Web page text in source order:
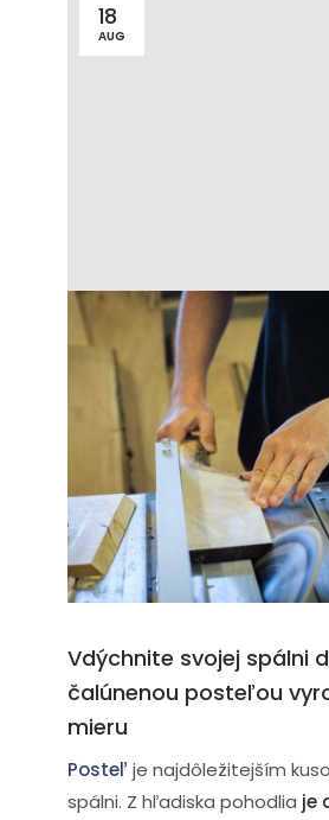
18
AUG
V posteli strávite až tretinu
Vychutnajte si ju v krásnej
posteli vyrobenej na
zapadne do vašej spálne.
spoločnosti Materasso
podľa osvedčených
inovujeme, aby sme
trendom. Spite v
majstrovsky spájajú dizajn
Vdýchnite svojej spálni
čalúnenou posteľou
mieru
Posteľ je najdôležitejším
spálni. Z hľadiska pohodlia je